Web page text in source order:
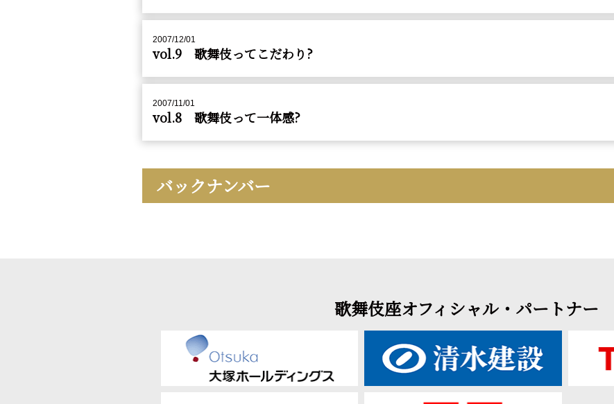
2007/12/01
vol.9 歌舞伎ってこだわり?
2007/11/01
vol.8 歌舞伎って一体感?
バックナンバー
歌舞伎座オフィシャル・パートナー